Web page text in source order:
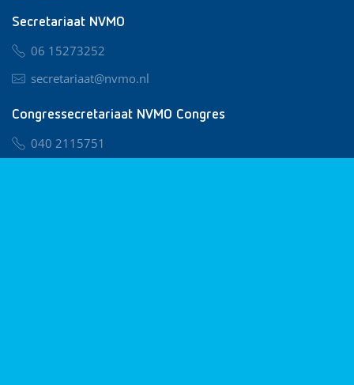
Secretariaat NVMO
06 15273252
secretariaat@nvmo.nl
Congressecretariaat NVMO Congres
040 2115751